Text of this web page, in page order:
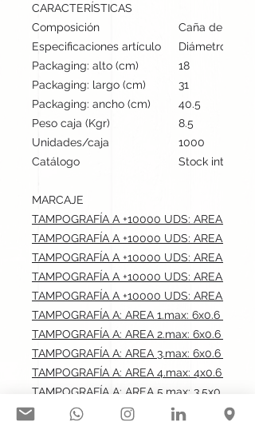
CARACTERÍSTICAS
Composición
Caña de Trigo/
Especificaciones artículo
Diámetro: 0.9
Packaging: alto (cm)
18
Packaging: largo (cm)
31
Packaging: ancho (cm)
40.5
Peso caja (Kgr)
8.5
Unidades/caja
1000
Catálogo
Stock
MARCAJE
TAMPOGRAFÍA A +10000 UDS: AREA
TAMPOGRAFÍA A +10000 UDS: AREA
TAMPOGRAFÍA A +10000 UDS: AREA
TAMPOGRAFÍA A +10000 UDS: AREA
TAMPOGRAFÍA A +10000 UDS: AREA
TAMPOGRAFÍA A: AREA 1.max: 6x0.6 cm
TAMPOGRAFÍA A: AREA 2.max: 6x0.6 cm
TAMPOGRAFÍA A: AREA 3.max: 6x0.6 cm
TAMPOGRAFÍA A: AREA 4.max: 4x0.6 cm
TAMPOGRAFÍA A: AREA 5.max: 3.5x0.4 cm